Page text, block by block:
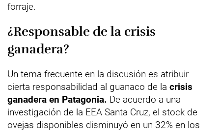
forraje.
¿Responsable de la crisis
ganadera?
Un tema frecuente en la discusión es atribuir
cierta responsabilidad al guanaco de la crisis
ganadera en Patagonia. De acuerdo a una
investigación de la EEA Santa Cruz, el stock de
ovejas disponibles disminuyó en un 32% en los